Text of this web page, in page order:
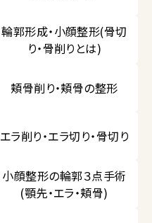
輪郭形成・小顔整形(骨切
り・骨削りとは)
頬骨削り・頬骨の整形
エラ削り・エラ切り・骨切り
小顔整形の輪郭３点手術
(顎先・エラ・頬骨)